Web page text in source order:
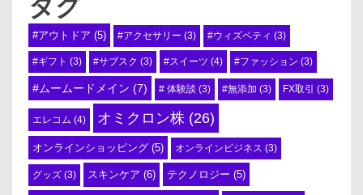
タグ
#アウトドア (5) #アクセサリー (3) #ウィズペティ (3)
#ギフト (3) #サブスク (3) #スイーツ (4) #ファッション (3)
#ムームードメイン (7) # 体験談 (3) #無添加 (3) FX取引 (3)
エレコム (4) オミクロン株 (26)
オンラインショッピング (5) オンラインビジネス (3)
グッズ (3) スキンケア (6) テクノロジー (5)